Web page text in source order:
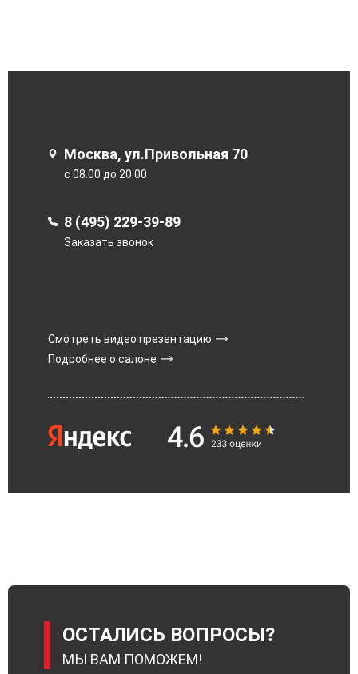
Москва, ул.Привольная 70
с 08.00 до 20.00
8 (495) 229-39-89
Заказать звонок
Смотреть видео презентацию
Подробнее о салоне
ОСТАЛИСЬ ВОПРОСЫ?
МЫ ВАМ ПОМОЖЕМ!